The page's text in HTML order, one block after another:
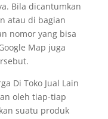
Bila dicantumkan
atau di bagian
nomor yang bisa
Map juga
Di Toko Jual Lain
oleh tiap-tiap
suatu produk